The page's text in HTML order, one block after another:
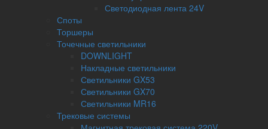
Светодиодная лента 24V
Споты
Торшеры
Точечные светильники
DOWNLIGHT
Накладные светильники
Светильники GX53
Светильники GX70
Светильники MR16
Трековые системы